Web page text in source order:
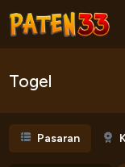
Togel
Pasaran